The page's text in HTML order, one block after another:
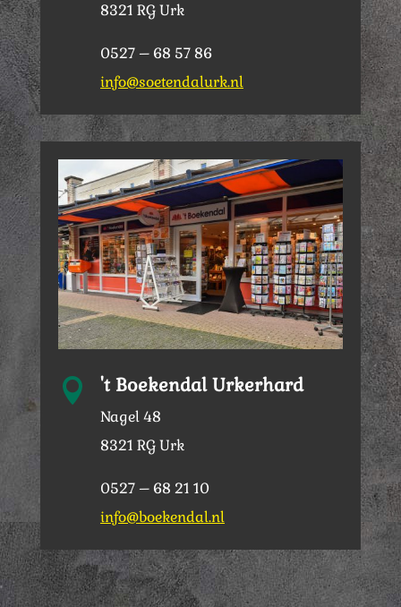
8321 RG Urk
0527 – 68 57 86
info@soetendalurk.nl
 't Boekendal Urkerhard
Nagel 48
8321 RG Urk
0527 – 68 21 10
info@boekendal.nl